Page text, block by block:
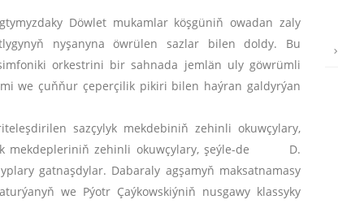
Döwlet mukamlar köşgüniň owadan zaly
nyşanyna öwrülen sazlar bilen doldy. Bu
orkestrini bir sahnada jemlän uly göwrümli
we çuňňur çeperçilik pikiri bilen haýran galdyrýan
sazçylyk mekdebiniň zehinli okuwçylary,
mekdepleriniň zehinli okuwçylary, şeýle-de D.
gatnaşdylar. Dabaraly agşamyň maksatnamasy
we Pýotr Çaýkowskiýniň nusgawy klassyky